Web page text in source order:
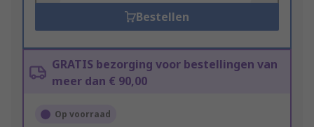
Bestellen
GRATIS bezorging voor bestellingen van
meer dan € 90,00
Op voorraad